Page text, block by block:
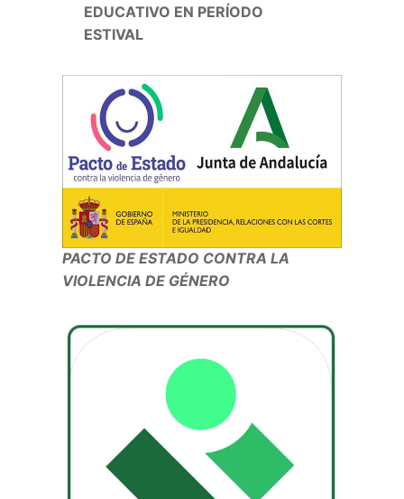
EDUCATIVO EN PERÍODO
ESTIVAL
PACTO DE ESTADO CONTRA LA
VIOLENCIA DE GÉNERO